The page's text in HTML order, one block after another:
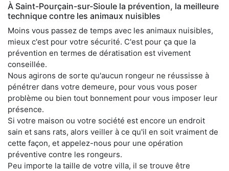
À Saint-Pourçain-sur-Sioule la prévention, la meilleure
technique contre les animaux nuisibles
Moins vous passez de temps avec les animaux nuisibles,
mieux c'est pour votre sécurité. C'est pour ça que la
prévention en termes de dératisation est vivement
conseillée.
Nous agirons de sorte qu'aucun rongeur ne réussisse à
pénétrer dans votre demeure, pour vous vous poser
problème ou bien tout bonnement pour vous imposer leur
présence.
Si votre maison ou votre société est encore un endroit
sain et sans rats, alors veiller à ce qu'il en soit vraiment de
cette façon, et appelez-nous pour une opération
préventive contre les rongeurs.
Peu importe la taille de votre villa, il se trouve être